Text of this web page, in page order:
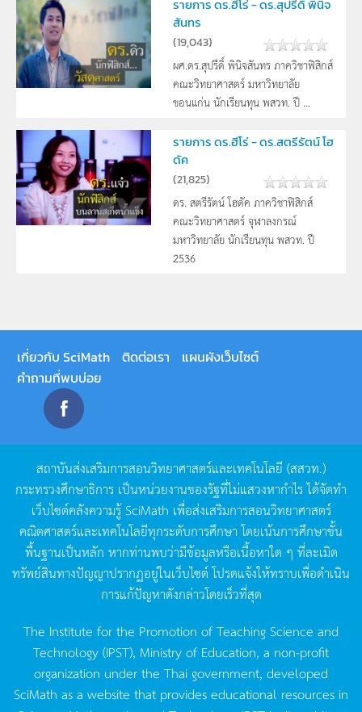
รายการ ดร.ฮีโร่ - ดร.สุปรีดิ์ พินิจ
สันทร
(19,043)
ผศ.ดร.สุปรีดิ์ พินิจสันทร ภาควิชาฟิสิกส์
คณะวิทยาศาสตร์ มหาวิทยาลัย
ขอนแก่น นักเรียนทุน พสวท. ปี ...
รายการ ดร.ฮีโร่ - ดร.สตรีรัตน์ โฮ
ดัค
(21,825)
ดร. สตรีรัตน์ โฮดัค ภาควิชาฟิสิกส์
คณะวิทยาศาสตร์ จุฬาลงกรณ์
มหาวิทยาลัย นักเรียนทุน พสวท. ปี
2536
เกี่ยวกับ SciMath ติดต่อเรา
แผนผังเว็บไซต์
คำถามที่พบบ่อย
สถาบันส่งเสริมการสอนวิทยาศาสตร์และเทคโนโลยี (สสวท.)
กระทรวงศึกษาธิการ เป็นหน่วยงานของรัฐที่ไม่แสวงหากำไรได้จัดทำ
เว็บไซต์คลังความรู้SciMath เพื่อส่งเสริมการสอนวิทยาศาสตร์
คณิตศาสตร์และเทคโนโลยีทุกระดับการศึกษา โดยเน้นการศึกษาขั้น
พื้นฐานเป็นหลัก หากท่านพบว่ามีข้อมูลหรือเนื้อหาใด ๆ ที่ละเมิด
ทรัพย์สินทางปัญญาปรากฏอยู่ในเว็บไซต์โปรดแจ้งให้ทราบเพื่อดำเนิน
การแก้ปัญหาดังกล่าวโดยเร็วที่สุด
The Institute for the Promotion of Teaching Science and
Technology (IPST), Ministry of Education, a non-profit
organization under the Thai government, developed
SciMath as a website that provides educational resources in